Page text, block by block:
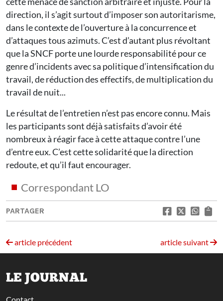
direction, il s’agit surtout d’imposer son autoritarisme,
dans le contexte de l’ouverture à la concurrence et
d’attaques tous azimuts. C’est d’autant plus révoltant
que la SNCF porte une lourde responsabilité pour ce
genre d’incidents avec sa politique d’intensification du
travail, de réduction des effectifs, de multiplication du
travail de nuit...
Le résultat de l’entretien n’est pas encore connu. Mais
les participants sont déjà satisfaits d’avoir été
nombreux à réagir face à cette attaque contre l’une
d’entre eux. C’est cette solidarité que la direction
redoute, et qu’il faut encourager.
Correspondant LO
PARTAGER
article précédent article suivant
LE JOURNAL